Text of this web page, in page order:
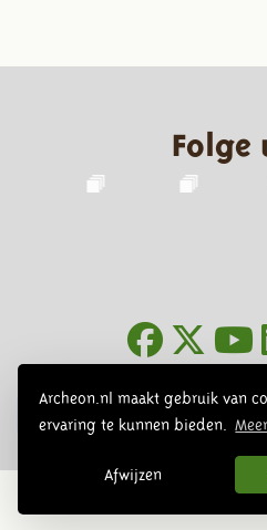
Archeon.nl maakt gebruik van
ervaring te kunnen bieden.
Afwijzen
Folge